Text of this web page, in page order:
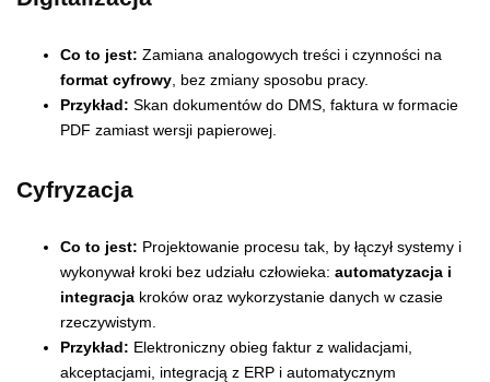
Co to jest: Zamiana analogowych treści i czynności na
format cyfrowy, bez zmiany sposobu pracy.
Przykład: Skan dokumentów do DMS, faktura w formacie
PDF zamiast wersji papierowej.
Cyfryzacja
Co to jest: Projektowanie procesu tak, by łączył systemy i
wykonywał kroki bez udziału człowieka: automatyzacja i
integracja kroków oraz wykorzystanie danych w czasie
rzeczywistym.
Przykład: Elektroniczny obieg faktur z walidacjami,
akceptacjami, integracją z ERP i automatycznym